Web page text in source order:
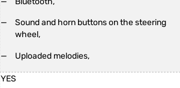
Sound and horn buttons on the steering
wheel,
Uploaded melodies,
YES